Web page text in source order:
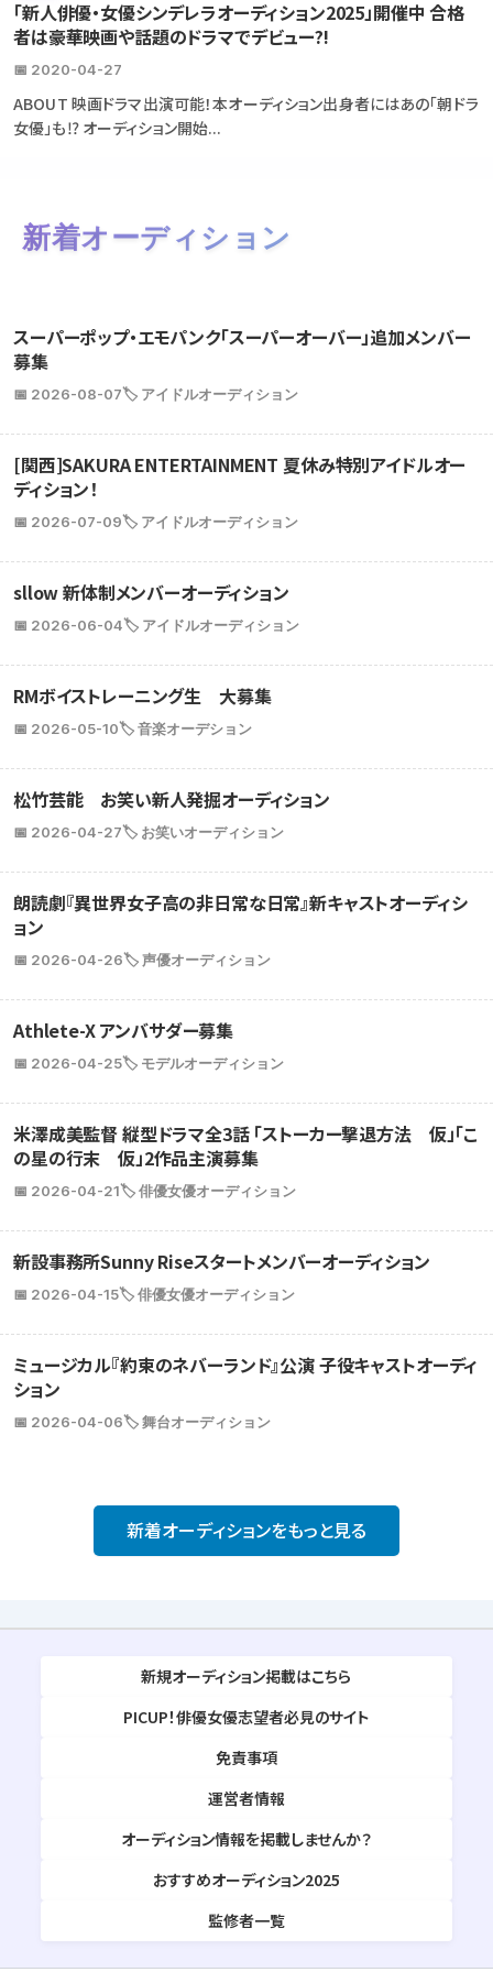
「新人俳優・女優シンデレラオーディション2025」開催中 合格
者は豪華映画や話題のドラマでデビュー?!
📅 2020-04-27
ABOUT 映画ドラマ出演可能！本オーディション出身者にはあの「朝ドラ
女優」も⁉ オーディション開始...
新着オーディション
スーパーポップ・エモパンク「スーパーオーバー」追加メンバー
募集
📅 2026-08-07🏷️ アイドルオーディション
[関西]SAKURA ENTERTAINMENT 夏休み特別アイドルオー
ディション！
📅 2026-07-09🏷️ アイドルオーディション
sllow 新体制メンバーオーディション
📅 2026-06-04🏷️ アイドルオーディション
RMボイストレーニング生 大募集
📅 2026-05-10🏷️ 音楽オーデション
松竹芸能 お笑い新人発掘オーディション
📅 2026-04-27🏷️ お笑いオーディション
朗読劇『異世界女子高の非日常な日常』新キャストオーディシ
ョン
📅 2026-04-26🏷️ 声優オーディション
Athlete-X アンバサダー募集
📅 2026-04-25🏷️ モデルオーディション
米澤成美監督 縦型ドラマ全3話 「ストーカー撃退方法 仮」「こ
の星の行末 仮」2作品主演募集
📅 2026-04-21🏷️ 俳優女優オーディション
新設事務所Sunny Riseスタートメンバーオーディション
📅 2026-04-15🏷️ 俳優女優オーディション
ミュージカル『約束のネバーランド』公演 子役キャストオーディ
ション
📅 2026-04-06🏷️ 舞台オーディション
新着オーディションをもっと見る
新規オーディション掲載はこちら
PICUP！俳優女優志望者必見のサイト
免責事項
運営者情報
オーディション情報を掲載しませんか？
おすすめオーディション2025
監修者一覧